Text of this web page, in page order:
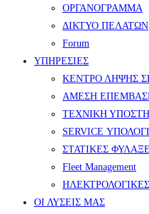
ΟΡΓΑΝΟΓΡΑΜΜΑ
ΔΙΚΤΥΟ ΠΕΛΑΤΩΝ
Forum
ΥΠΗΡΕΣΙΕΣ
ΚΕΝΤΡΟ ΛΗΨΗΣ
ΑΜΕΣΗ
ΤΕΧΝΙΚΗ
SERVICE
ΣΤΑΤΙΚΕΣ
Fleet Management
ΟΙ ΛΥΣΕΙΣ ΜΑΣ